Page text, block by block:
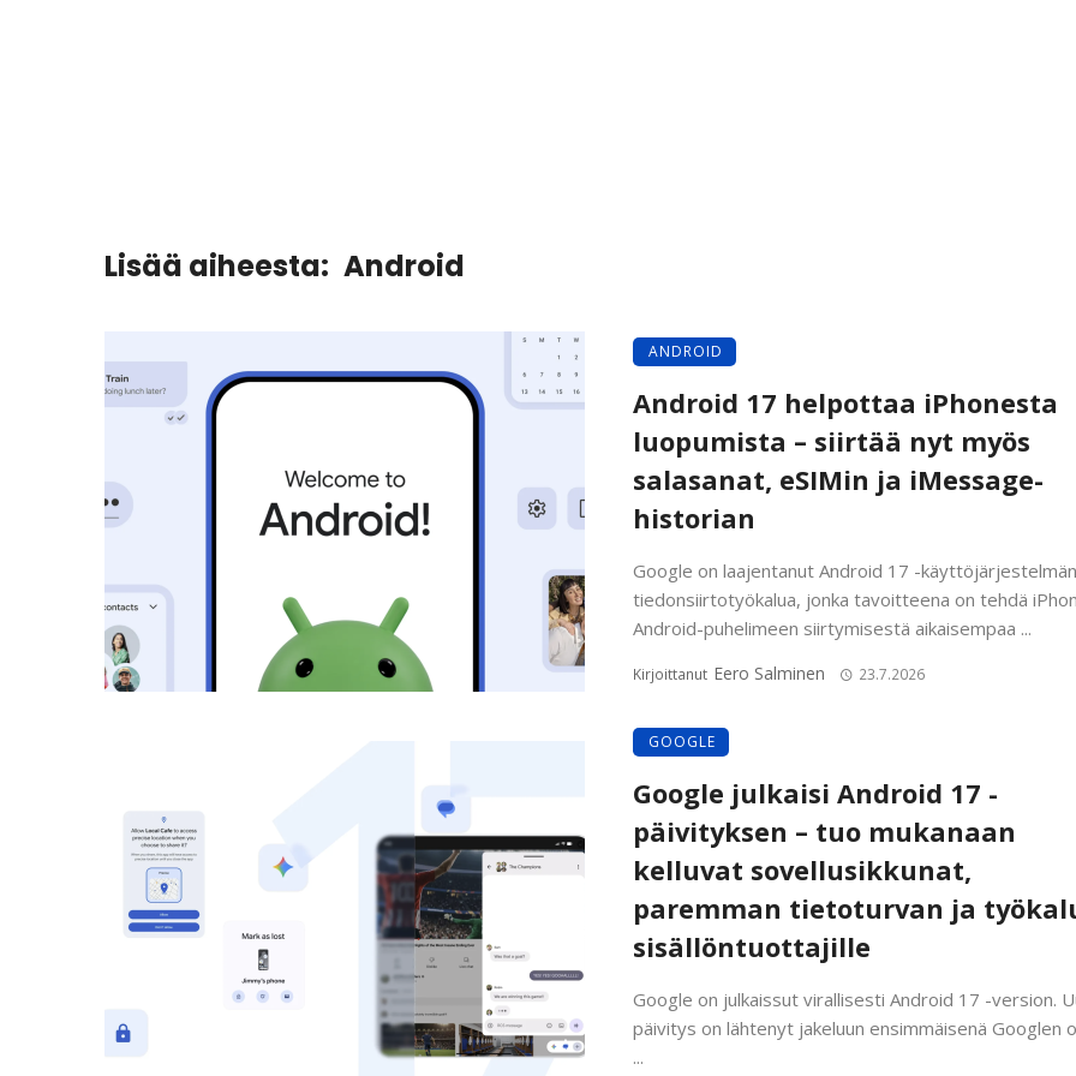
Lisää aiheesta: Android
ANDROID
Android 17 helpottaa iPhonesta
luopumista – siirtää nyt myös
salasanat, eSIMin ja iMessage-
historian
Google on laajentanut Android 17 -käyttöjärjestelmän
tiedonsiirtotyökalua, jonka tavoitteena on tehdä
Android-puhelimeen siirtymisestä aikaisempaa ...
Kirjoittanut Eero Salminen 23.7.2026
GOOGLE
Google julkaisi Android 17 -
päivityksen – tuo mukanaan
kelluvat sovellusikkunat,
paremman tietoturvan ja
sisällöntuottajille
Google on julkaissut virallisesti Android 17 -version.
päivitys on lähtenyt jakeluun ensimmäisenä Googlen
...